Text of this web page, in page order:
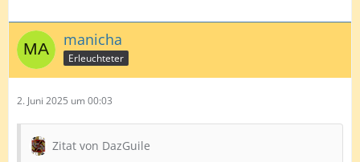
manicha
Erleuchteter
2. Juni 2025 um 00:03
Zitat von DazGuile